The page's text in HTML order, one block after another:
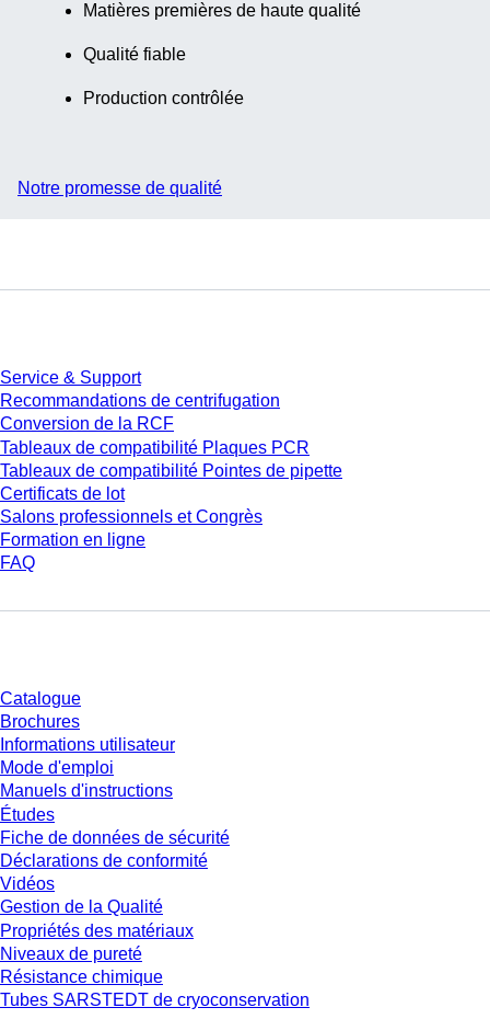
Matières premières de haute qualité
Qualité fiable
Production contrôlée
Notre promesse de qualité
Service & Support
Recommandations de centrifugation
Conversion de la RCF
Tableaux de compatibilité Plaques PCR
Tableaux de compatibilité Pointes de pipette
Certificats de lot
Salons professionnels et Congrès
Formation en ligne
FAQ
Catalogue
Brochures
Informations utilisateur
Mode d'emploi
Manuels d'instructions
Études
Fiche de données de sécurité
Déclarations de conformité
Vidéos
Gestion de la Qualité
Propriétés des matériaux
Niveaux de pureté
Résistance chimique
Tubes SARSTEDT de cryoconservation